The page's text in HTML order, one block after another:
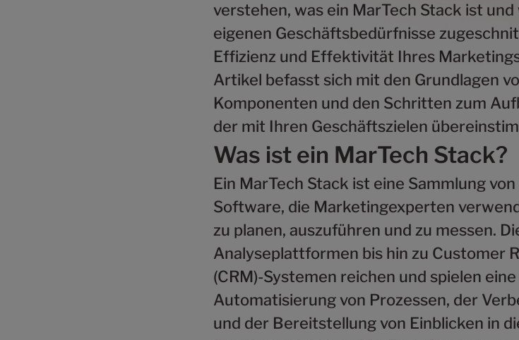
verstehen, was ein MarTech Stack ist
eigenen Geschäftsbedürfnisse
Effizienz und Effektivität Ihres
Artikel befasst sich mit den Grundlagen
Komponenten und den Schritten zum
der mit Ihren Geschäftszielen
Was ist ein MarTech Stack?
Ein MarTech Stack ist eine Sammlung
Software, die Marketingexperten
zu planen, auszuführen und zu messen.
Analyseplattformen bis hin zu Customer
(CRM)-Systemen reichen und spielen
Automatisierung von Prozessen, der
und der Bereitstellung von Einblicken in